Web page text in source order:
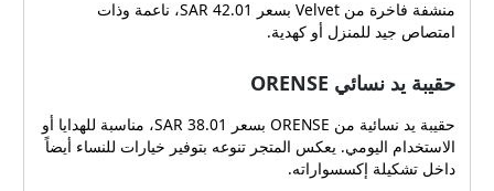
منشفة فاخرة من Velvet بسعر 42.01 SAR، ناعمة وذات
امتصاص جيد للمنزل أو كهدية.
حقيبة يد نسائي ORENSE
حقيبة يد نسائية من ORENSE بسعر 38.01 SAR، مناسبة للهدايا أو
الاستخدام اليومي. يعكس المتجر تنوعه بتوفير خيارات للنساء أيضاً
داخل تشكيلة إكسسواراته.